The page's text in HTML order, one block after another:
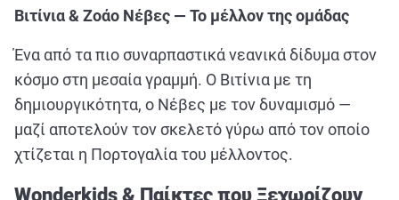
Βιτίνια & Ζοάο Νέβες — Το μέλλον της ομάδας
Ένα από τα πιο συναρπαστικά νεανικά δίδυμα στον
κόσμο στη μεσαία γραμμή. Ο Βιτίνια με τη
δημιουργικότητα, ο Νέβες με τον δυναμισμό —
μαζί αποτελούν τον σκελετό γύρω από τον οποίο
χτίζεται η Πορτογαλία του μέλλοντος.
Wonderkids & Παίκτες που Ξεχωρίζουν